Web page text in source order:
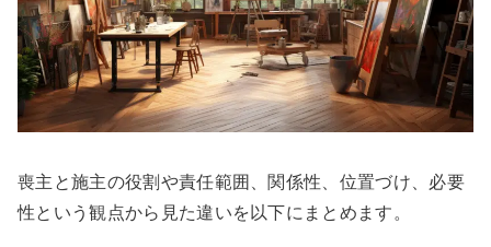
喪主と施主の役割や責任範囲、関係性、位置づけ、必要
性という観点から見た違いを以下にまとめます。